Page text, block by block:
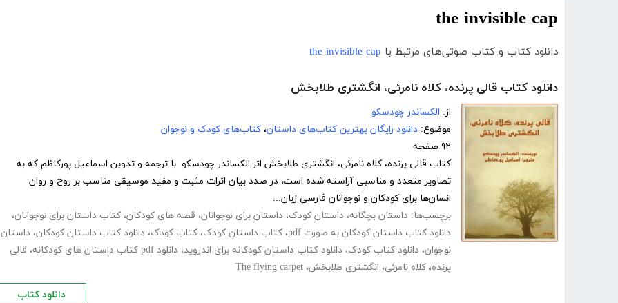
the invisible cap
دانلود کتاب و کتاب صوتی‌های مرتبط با the invisible cap
دانلود کتاب قالی پرنده، کلاه نامرئی، انگشتری طلابخش
از: الکساندر چودسکو
موضوع: دانلود رایگان بهترین کتاب‌های داستان، کتاب‌های کودک و نوجوان
۹۲ صفحه
کتاب قالی پرنده، کلاه نامرئی، انگشتری طلابخش اثر الکساندر چودسکو با ترجمه و تدوین اسماعیل پورکاظم که به
تصاویر متعدد و مناسبی آراسته شده است، در صدد بیان اثرات مثبت و مفید موسیقی مناسب بر روح و روان
انسان‌ها برای کودکان و نوجوانان فارسی زبان...
برچسب‌ها: داستان بچگانه، داستان کودک، داستان برای نوجوانان، قصه های کودکان، کتاب داستان برای نوجوانان،
دانلود کتاب داستان کودکان به صورت pdf
، کتاب داستان کودک، کتاب کودک، دانلود کتاب داستان کودکان، داستان
نوجوان، دانلود کتاب کودک، دانلود کتاب داستان کودکانه برای اندروید، دانلود pdf کتاب داستان های کودکانه ، قالی
پرنده، کلاه نامرئی، انگشتری طلابخش، The flying carpet
دانلود کتاب